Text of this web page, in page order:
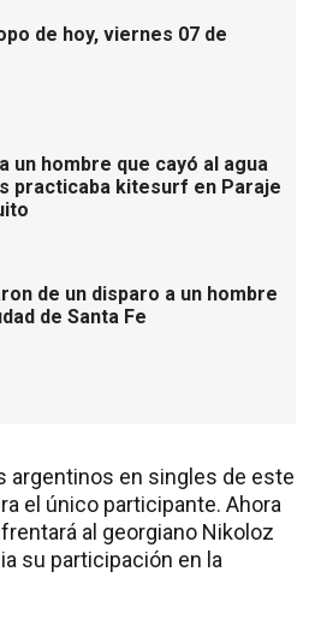
de hoy, viernes 07 de
un hombre que cayó al agua
practicaba kitesurf en Paraje
de un disparo a un hombre
de Santa Fe
argentinos en singles de este
el único participante. Ahora
al georgiano Nikoloz
su participación en la